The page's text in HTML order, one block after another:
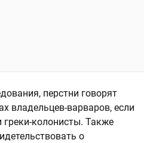
перстни говорят
владельцев-варваров, если
греки-колонисты. Также
о